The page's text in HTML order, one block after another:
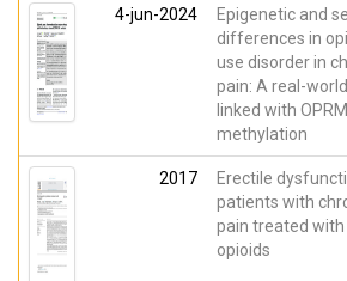
4-jun-2024
Epigenetic and
differences in
use disorder in
pain: A real-
linked with
methylation
2017
Erectile
patients with
pain treated with
opioids